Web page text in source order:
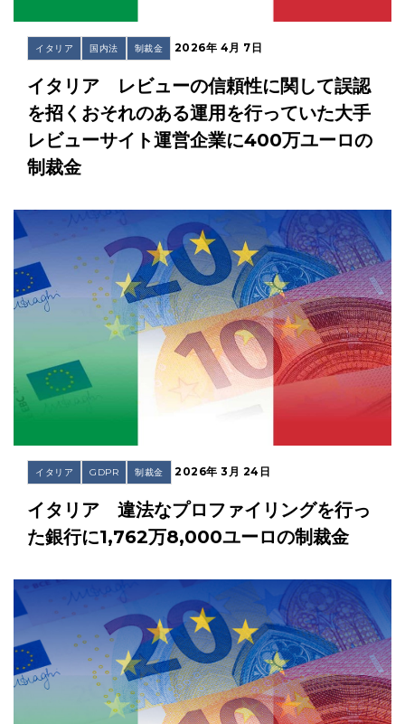
イタリア 国内法 制裁金 2026年 4月 7日
イタリア レビューの信頼性に関して誤認
を招くおそれのある運用を行っていた大手
レビューサイト運営企業に400万ユーロの
制裁金
イタリア GDPR 制裁金 2026年 3月 24日
イタリア 違法なプロファイリングを行っ
た銀行に1,762万8,000ユーロの制裁金